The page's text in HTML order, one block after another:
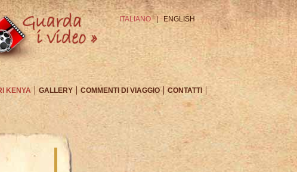
ITALIANO| ENGLISH
KENYA GALLERY COMMENTI DI VIAGGIO CONTATTI